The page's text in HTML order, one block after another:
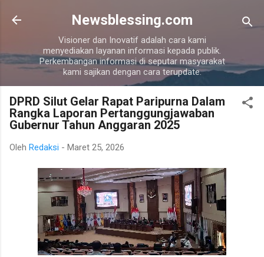
Langsung ke konten utama
Newsblessing.com
Visioner dan Inovatif adalah cara kami
menyediakan layanan informasi kepada publik.
Perkembangan informasi di seputar masyarakat
kami sajikan dengan cara terupdate.
DPRD Silut Gelar Rapat Paripurna Dalam
Rangka Laporan Pertanggungjawaban
Gubernur Tahun Anggaran 2025
Oleh Redaksi - Maret 25, 2026